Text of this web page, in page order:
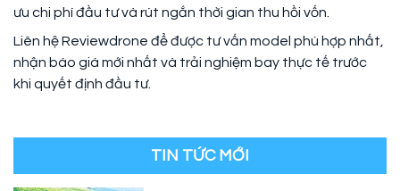
ưu chi phí đầu tư và rút ngắn thời gian thu hồi vốn.
Liên hệ Reviewdrone để được tư vấn model phù hợp nhất,
nhận báo giá mới nhất và trải nghiệm bay thực tế trước
khi quyết định đầu tư.
TIN TỨC MỚI